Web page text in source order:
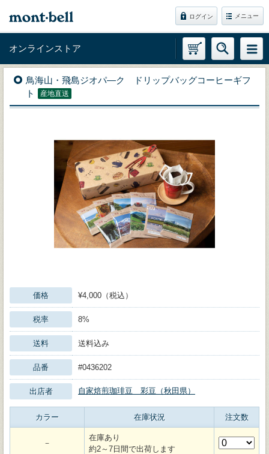
ログイン メニュー
オンラインストア
鳥海山・飛島ジオパ―ク ドリップバッグコーヒーギフ
ト
産地直送
価格 ¥4,000（税込）
税率 8%
送料 送料込み
品番 #0436202
出店者 自家焙煎珈琲豆 彩豆（秋田県）
カラー 在庫状況 注文数
－
在庫あり
約2～7日間で出荷します